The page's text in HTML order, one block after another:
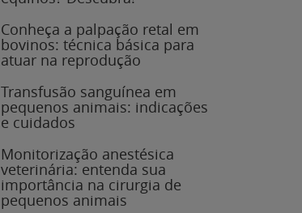
Conheça a palpação retal em
bovinos: técnica básica para
atuar na reprodução
Transfusão sanguínea em
pequenos animais: indicações
e cuidados
Monitorização anestésica
veterinária: entenda sua
importância na cirurgia de
pequenos animais